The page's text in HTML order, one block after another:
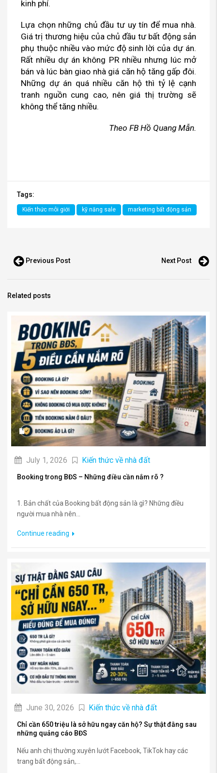
kinh phí.
Lựa chọn những chủ đầu tư uy tín để mua nhà.
Giá trị thương hiệu của chủ đầu tư bất động sản
phụ thuộc nhiều vào mức độ sinh lời của dự án.
Rất nhiều dự án không PR nhiều nhưng lúc mở
bán và lúc bàn giao nhà giá căn hộ tăng gấp đôi.
Những dự án quá nhiều căn hộ thì tỷ lệ cạnh
tranh nguồn cung cao, nên giá thị trường sẽ
không thể tăng nhiều.
Theo FB Hồ Quang Mẫn.
Tags:
Kiến thức môi giới kỹ năng sale marketing bất động sản
Previous Post Next Post
Related posts
July 1, 2026 Kiến thức về nhà đất
Booking trong BĐS – Những điều cần nắm rõ ?
1. Bản chất của Booking bất động sản là gì? Những điều
người mua nhà nên...
Continue reading
June 30, 2026 Kiến thức về nhà đất
Chỉ cần 650 triệu là sở hữu ngay căn hộ? Sự thật đằng sau
những quảng cáo BĐS
Nếu anh chị thường xuyên lướt Facebook, TikTok hay các
trang bất động sản,...